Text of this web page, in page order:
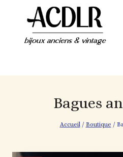
Bagues
Accueil / Boutique /